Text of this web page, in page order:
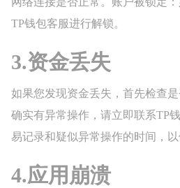
TP钱包客服进行解锁。
3.资金丢失
如果您发现资金丢失，首先检查
确实有异常操作，请立即联系TP
易记录和疑似异常操作的时间，以
4.应用崩溃